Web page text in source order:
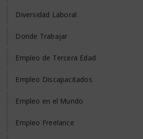
Diversidad Laboral
Donde Trabajar
Empleo de Tercera Edad
Empleo Discapacitados
Empleo en el Mundo
Empleo Freelance